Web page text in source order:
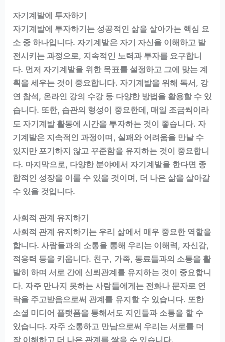
자기계발에 투자하기
자기계발에 투자하기는 성공적인 삶을 살아가는 핵심 요
소 중 하나입니다. 자기계발은 자기 자신을 이해하고 발
전시키는 과정으로, 지속적인 노력과 투자를 요구합니
다. 먼저 자기계발을 위한 목표를 설정하고 그에 맞는 계
획을 세우는 것이 중요합니다. 자기계발을 위해 독서, 강
연 참석, 온라인 강의 수강 등 다양한 방법을 활용할 수 있
습니다. 또한, 습관의 형성이 중요한데, 매일 조금씩이라
도 자기계발 활동에 시간을 투자하는 것이 좋습니다. 자
기계발은 지속적인 과정이며, 실패와 어려움을 만날 수
있지만 포기하지 않고 꾸준함을 유지하는 것이 중요합니
다. 마지막으로, 다양한 분야에서 자기계발을 한다면 종
합적인 성장을 이룰 수 있을 것이며, 더 나은 삶을 살아갈
수 있을 것입니다.
사회적 관계 유지하기
사회적 관계 유지하기는 우리 삶에서 매우 중요한 역할을
합니다. 사람들과의 소통을 통해 우리는 이해력, 자신감,
적응력 등을 키웁니다. 친구, 가족, 동료들과의 소통을 활
발히 하며 서로 간에 신뢰관계를 유지하는 것이 중요합니
다. 자주 만나지 못하는 사람들에게는 전화나 문자로 연
락을 주고받음으로써 관계를 유지할 수 있습니다. 또한
소셜 미디어 플랫폼을 통해서도 지인들과 소통을 할 수
있습니다. 자주 소통하고 만남으로써 우리는 서로를 더